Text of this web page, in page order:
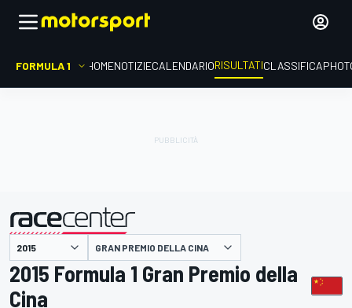
FORMULA 1 HOMENOTIZIECALENDARIORISULTATICLASSIFICA
presentato da GRAN PREMIO DELLA CINA
2015 Formula 1 Gran Premio della
Cina